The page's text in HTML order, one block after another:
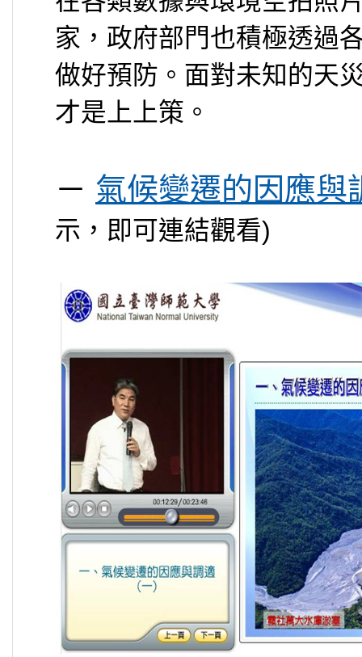
家，政府部門也積極透過
做好預防。面對未知的天
才是上上策。
－ 氣候變遷的因應與
示，即可連結觀看)